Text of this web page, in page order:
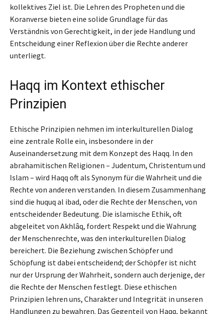
kollektives Ziel ist. Die Lehren des Propheten und die
Koranverse bieten eine solide Grundlage für das
Verständnis von Gerechtigkeit, in der jede Handlung und
Entscheidung einer Reflexion über die Rechte anderer
unterliegt.
Haqq im Kontext ethischer
Prinzipien
Ethische Prinzipien nehmen im interkulturellen Dialog
eine zentrale Rolle ein, insbesondere in der
Auseinandersetzung mit dem Konzept des Haqq. In den
abrahamitischen Religionen – Judentum, Christentum und
Islam – wird Haqq oft als Synonym für die Wahrheit und die
Rechte von anderen verstanden. In diesem Zusammenhang
sind die huquq al ibad, oder die Rechte der Menschen, von
entscheidender Bedeutung. Die islamische Ethik, oft
abgeleitet von Akhlâq, fordert Respekt und die Wahrung
der Menschenrechte, was den interkulturellen Dialog
bereichert. Die Beziehung zwischen Schöpfer und
Schöpfung ist dabei entscheidend; der Schöpfer ist nicht
nur der Ursprung der Wahrheit, sondern auch derjenige, der
die Rechte der Menschen festlegt. Diese ethischen
Prinzipien lehren uns, Charakter und Integrität in unseren
Handlungen zu bewahren. Das Gegenteil von Haqq, bekannt